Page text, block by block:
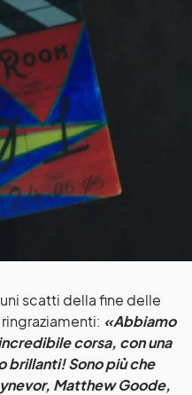
scatti della fine delle
«Abbiamo
corsa, con una
brillanti! Sono più che
Matthew Goode,